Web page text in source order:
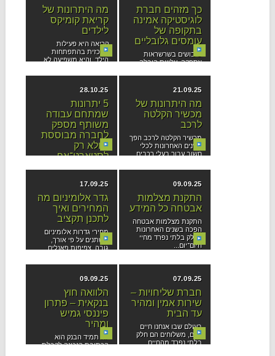
מה היתרונות של
קריאת קומיקס
לילדים
קריאה היא פעילות
מרכזית בהתפתחות
הילד, והיא משפיעה לא
כך מזהים חברת
לוגיסטיקה אמינה
בתקופה של
עומסים גלובליים
שיבושים בשרשראות
אספקה, עלויות הובלה
הפכו בשנים האחרונות...
28.10.25
5 יתרונות
שמתחם עבודה
משותף מספק
לחברה מבוססת
– ולא רק
לסטארט־אפ
רבים נוטים לחשוב
הוא פתרון שמתאים רק
לחברות...
21.09.25
מה היתרונות של
מכשיר הקלטה
לרכב
מכשיר הקלטה לרכב הפך
בשנים האחרונות לכלי
חשוב עבור בעלי רכבים
מדובר במכשיר...
17.09.25
גדר אלומיניום מה
המחירים ואיך
לתכנן תקציב
מחירי גדרות אלומיניום
משתנים על פי אורך,
גובה, צפיפות פאנלים,
09.09.25
התקנת מצלמות
אבטחה כל המידע
התקנת מצלמות אבטחה
הפכה בשנים האחרונות
לחלק בלתי נפרד מחיי
היום־יום...
09.09.25
הלוואה חוץ
בנקאית – פתרון
פיננסי גמיש
ומהיר
לא תמיד הבנק הוא
הכתובת הנכונה לקבלת
07.09.25
חברת שליחויות –
שירות אמין ומהיר
עד הבית
בעולם שבו אנחנו חיים
היום, משלוחים הם חלק
בלתי נפרד מהחיים....